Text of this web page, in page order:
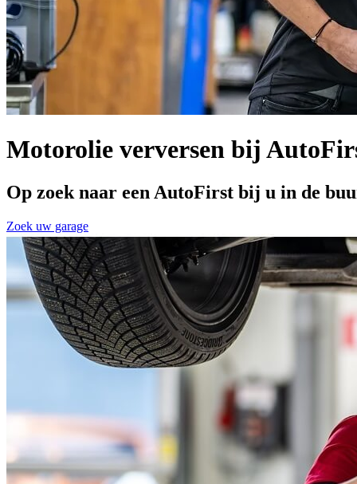
Motorolie verversen bij
Op zoek naar een AutoFirst bij u in de
Zoek uw garage